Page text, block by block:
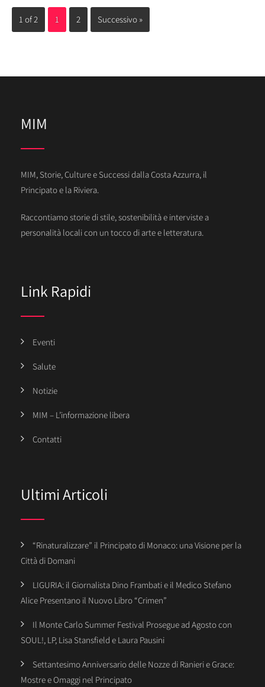
1 of 2 1 2 Successivo »
MIM
MIM, Storie, Culture e Successi dalla Costa Azzurra, il
Principato e la Riviera.
Raccontiamo storie di stile, sostenibilità e interviste a
personalità locali con un tocco di arte e letteratura.
Link Rapidi
Eventi
Salute
Notizie
MIM – L’informazione libera
Contatti
Ultimi Articoli
“Rinaturalizzare” il Principato di Monaco: una Visione per la
Città di Domani
LIGURIA: il Giornalista Dino Frambati e il Medico Stefano
Alice Presentano il Nuovo Libro “Crimen”
Il Monte Carlo Summer Festival Prosegue ad Agosto con
SOUL!, LP, Lisa Stansfield e Laura Pausini
Settantesimo Anniversario delle Nozze di Ranieri e Grace:
Mostre e Omaggi nel Principato